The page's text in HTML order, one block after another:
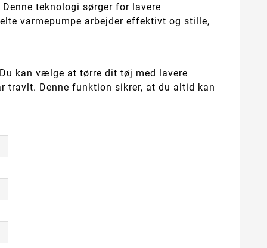
teknologi sørger for lavere
varmepumpe arbejder effektivt og stille,
kan vælge at tørre dit tøj med lavere
travlt. Denne funktion sikrer, at du altid kan